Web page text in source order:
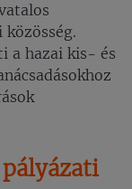
a hazai kis- és